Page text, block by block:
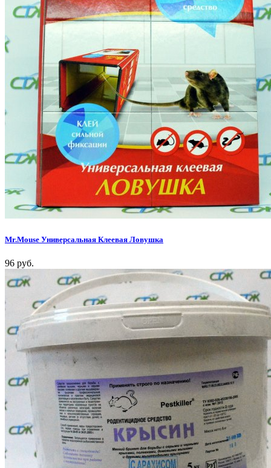
Mr.Mouse Универсальная Клеевая Ловушка
96 руб.